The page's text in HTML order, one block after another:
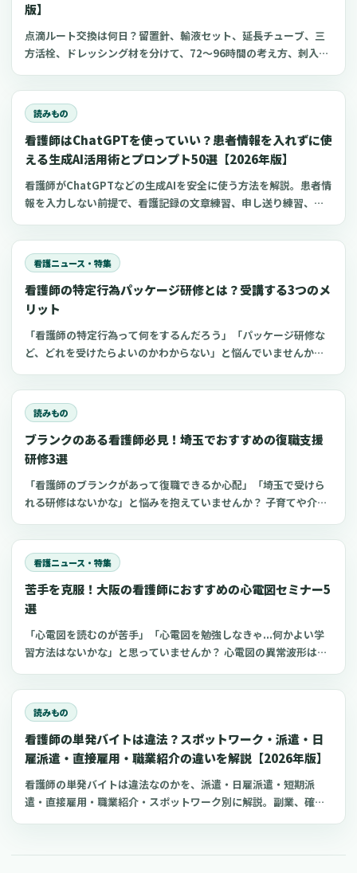
版】
点滴ルート交換は何日？留置針、輸液セット、延長チューブ、三
方活栓、ドレッシング材を分けて、72〜96時間の考え方、刺入部
読みもの
看護師はChatGPTを使っていい？患者情報を入れずに使
える生成AI活用術とプロンプト50選【2026年版】
看護師がChatGPTなどの生成AIを安全に使う方法を解説。患者情
報を入力しない前提で、看護記録の文章練習、申し送り練習、復
看護ニュース・特集
看護師の特定行為パッケージ研修とは？受講する3つのメ
リット
「看護師の特定行為って何をするんだろう」「パッケージ研修な
ど、どれを受けたらよいのかわからない」と悩んでいませんか？
り特定行為のパッケージ研修が開始され、以前よりも受講しやす
くなっています。 特定行為の領域別パッケージ研修や受講するメ
リットを知り、キャリアアップの一つの選択肢にしてください。
読みもの
ブランクのある看護師必見！埼玉でおすすめの復職支援
研修3選
「看護師のブランクがあって復職できるか心配」「埼玉で受けら
れる研修はないかな」と悩みを抱えていませんか？ 子育てや介護
の看護技術に不安を感じてしまうもの。近年、厚生労働省などが
潜在看護師の復職支援に力を入れています。復職支援研修を活用
すれば、ブランク看護師でもスムーズな復職がかなえられます。
今回は、埼玉でおすすめの看護師向け復職支援研修をご紹介しま
す。
看護ニュース・特集
苦手を克服！大阪の看護師におすすめの心電図セミナー5
選
「心電図を読むのが苦手」「心電図を勉強しなきゃ...何かよい学
習方法はないかな」と思っていませんか？ 心電図の異常波形は緊
トすることが重要です。 しかし、心電図波形は電極の貼り方や心
臓の傾きなどによっても異なり、疾患と結びつけて考えるのが難
しいことから、苦手意識を持っている人も多くいます。 そこで、
大阪で受けられる看護師におすすめの心電図セミナーをご紹介し
ます。
読みもの
看護師の単発バイトは違法？スポットワーク・派遣・日
雇派遣・直接雇用・職業紹介の違いを解説【2026年版】
看護師の単発バイトは違法なのかを、派遣・日雇派遣・短期派
遣・直接雇用・職業紹介・スポットワーク別に解説。副業、確定